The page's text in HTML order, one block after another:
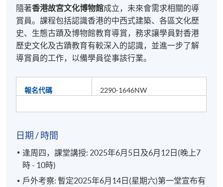
隨著香港故宮文化博物館成立，未來會需求相關的導
賞員。課程包括認識香港的中西式建築、各區文化歷
史、生態古蹟及博物館教育導賞，務求讓學員對香港
歷史文化及古蹟教育有較深入的認識，並進一步了解
導賞員的工作，以備學員從事該行業。
報名代碼 2290-1646NW
日期 / 時間
逢周四，課堂講授: 2025年6月5日及6月12日(晚上7
時 - 10時)
戶外考察: 暫定2025年6月14日(星期六)第一堂宣布有